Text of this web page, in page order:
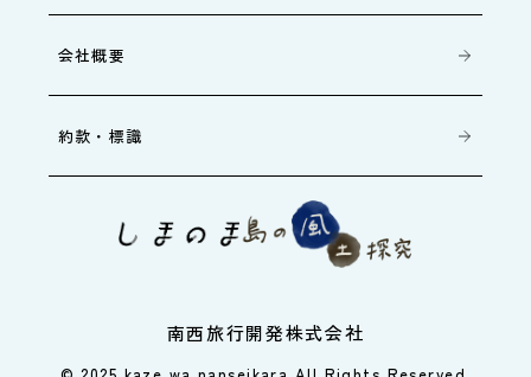
会社概要
約款・標識
南西旅行開発株式会社